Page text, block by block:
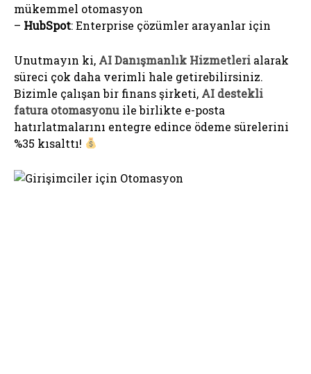
mükemmel otomasyon
– HubSpot: Enterprise çözümler arayanlar için
Unutmayın ki, AI Danışmanlık Hizmetleri alarak
süreci çok daha verimli hale getirebilirsiniz.
Bizimle çalışan bir finans şirketi, AI destekli
fatura otomasyonu ile birlikte e-posta
hatırlatmalarını entegre edince ödeme sürelerini
%35 kısalttı!